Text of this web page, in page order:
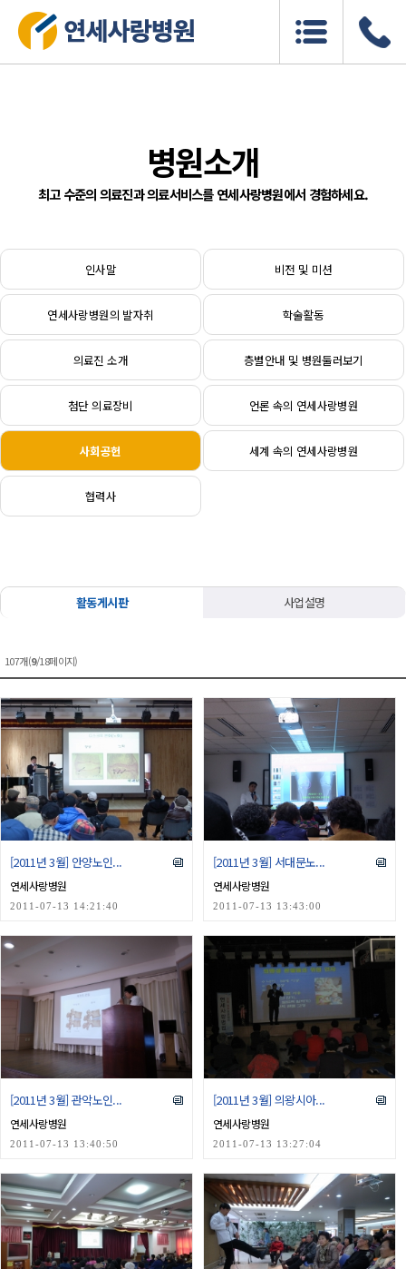
병원소개
최고 수준의 의료진과 의료서비스를 연세사랑병원에서 경험하세요.
인사말 비전 및 미션
연세사랑병원의 발자취 학술활동
의료진 소개 층별안내 및 병원둘러보기
첨단 의료장비 언론 속의 연세사랑병원
사회공헌 세계 속의 연세사랑병원
협력사
활동게시판 사업설명
107개(9/18페이지)
[2011년 3월] 안양노인...
연세사랑병원
2011-07-13 14:21:40
[2011년 3월] 서대문노...
연세사랑병원
2011-07-13 13:43:00
[2011년 3월] 관악노인...
연세사랑병원
2011-07-13 13:40:50
[2011년 3월] 의왕시아...
연세사랑병원
2011-07-13 13:27:04